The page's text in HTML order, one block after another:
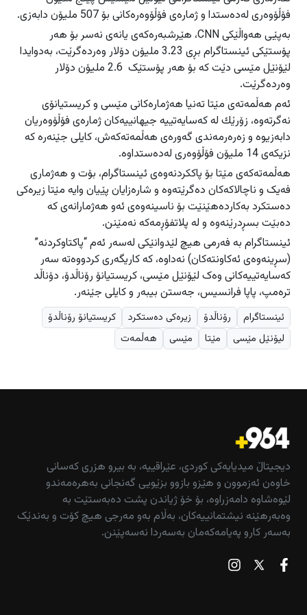
فۆڵۆوەری لەدەستدا و ژمارەی فۆڵۆوەرەکانی بۆ 507 ملیۆن دابەزی.
بەپێی هەواڵێکی CNN، هێرشبەرەکەی یانەی نەسر بۆ هەر
پۆستێکی ئینستاگرام بڕی 3.23 ملیۆن دۆلار وەردەگرێت، بەدوایدا
لێۆنێل مێسی دێت کە بۆ هەر پۆستێک 2.6 ملیۆن دۆلار
وەردەگرێت.
ئەم هەڵمەتەی مێتا تەنیا هەژمارەکانی مێسی و کریستیانۆی
نەگرتەوە، زۆرێك لە کەسایەتییە جیهانییەکان ژمارەی فۆڵۆوەریان
دابەزیوە و زەرەرمەندی گەورەی هەڵمەتەکەش، کایلی جێنەرە کە
نزیکەی 14 ملیۆن فۆڵۆوەری لەدەستداوە.
هەڵمەتەکەی مێتا بۆ پاککردنەوەی ئینستاگرام، بۆت و هەژماری
فەیک و ناچالاکەکان دەگرێتەوە و شارەزایان پێیان وایە مێتا زیرەکی
دەستکرد بەکاردەهێنێت بۆ ناسینەوەی ئەو هەژمارانەی کە
دەبێت بسڕدرێنەوە و لە پلاتفۆڕمەکە نەمێنن.
ئینستاگرام بە فەرمی هیچ لێدوانێکی لەسەر ئەم “پاکتاوکردنە”
(سڕینەوەی ئەکاونتەکان) نەداوە، کە کاریگەری کردووەتە سەر
کەسایەتییەکانی وەک لێۆنێل مێسی، کریستیانۆ رۆناڵدۆ، دۆناڵد
ترەمپ، پاپا فرانسیس، جەستن بیبەر و کایلی جێنەر.
ئینستاگرام رۆناڵدۆ زیرەکی دەستکرد
کریستیانۆ رۆناڵدۆ
لیۆنێل مێسی
مێتا مێسی هەڵمەت
دیجیتاڵ میدیایەکی کوردی، عێراقییە، بە بیرو هزری کەسانی
خاوەن ئەزموون و هێزو بازوو بزێویی گەنجانی بەهرەمەندو
لێوەشاوە دامەزراوە، بۆ خۆ ژیاندن پشت دەبەستێت بە
وەبەرهێنە نیشتمانییەکان، بەڵام بەو مەرجی هیچ کۆت و بەندێک
بەسەر کارو پەیامەکەمان بەسەردا نەسەپێنن.